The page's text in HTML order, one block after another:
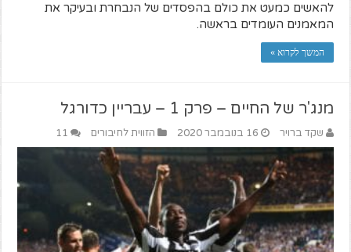
להאשים כמעט את כולם בהפסדים של הנבחרת ובעיקר את
המאמנים העומדים בראשה.
המשך לקרוא »
מנג'ר של החיים – פרק 1 – עבריין כדורגל
שקד ברויר 16 בנובמבר 2020 הזווית לחיבורים 11